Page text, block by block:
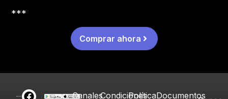
***
Comprar ahora
CanalesCondiciones
PolíticaDocumentos